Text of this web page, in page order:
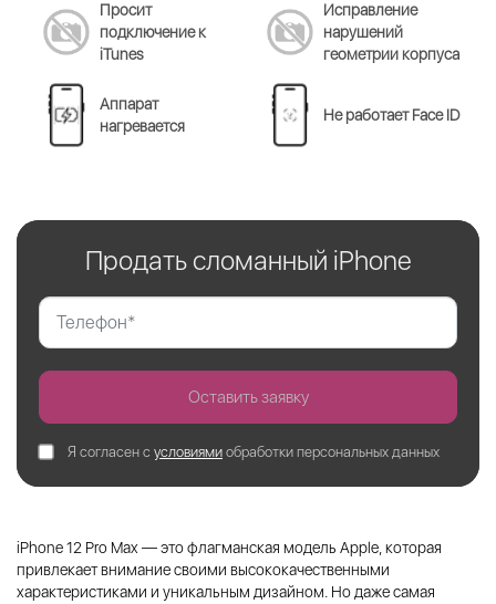
Просит
подключение к
iTunes
Исправление
нарушений
геометрии корпуса
Аппарат
нагревается
Не работает Face ID
Продать сломанный iPhone
Оставить заявку
Я согласен с условиями обработки персональных данных
iPhone 12 Pro Max — это флагманская модель Apple, которая
привлекает внимание своими высококачественными
характеристиками и уникальным дизайном. Но даже самая